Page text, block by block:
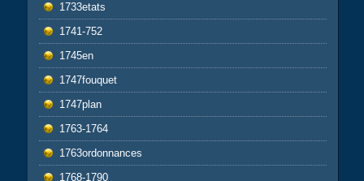
1733etats
1741-752
1745en
1747fouquet
1747plan
1763-1764
1763ordonnances
1768-1790